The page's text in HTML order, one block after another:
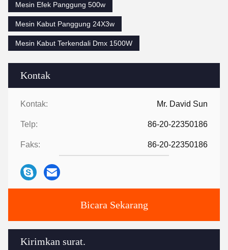
Kontak
Kontak: Mr. David Sun
Telp: 86-20-22350186
Faks: 86-20-22350186
Bicara Sekarang
Kirimkan surat.
Mesin Efek Panggung 500w
Mesin Kabut Panggung 24X3w
Mesin Kabut Terkendali Dmx 1500W